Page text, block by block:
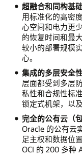
超融合和同构基
用标准化的高密
心空间和电力更
的恢复时间和最
较小的部署规模
心。
集成的多层安全性
层面都受到多层
私性和合规性标
锁定式机架，以
完全的公有云（
Oracle 的公有云
足主权和数据位
OCI 的 200 多种